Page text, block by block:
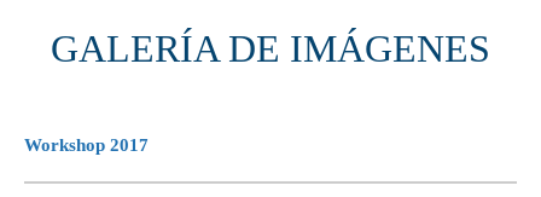
GALERÍA DE IMÁGENES
Workshop 2017